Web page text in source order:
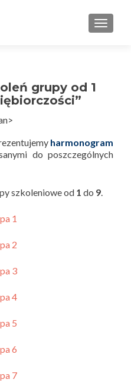
grupy od 1
harmonogram
do poszczególnych
szkoleniowe od 1 do 9.
1
2
3
4
5
6
7